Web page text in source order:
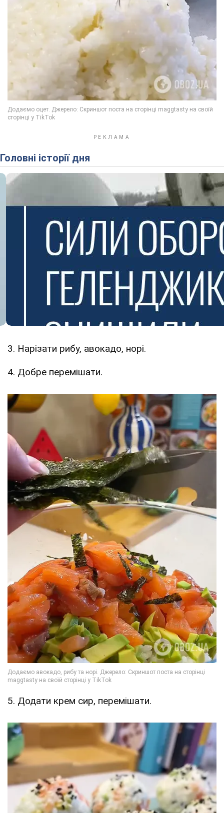
Головні історії дня
3. Нарізати рибу, авокадо, норі.
4. Добре перемішати.
5. Додати крем сир, перемішати.